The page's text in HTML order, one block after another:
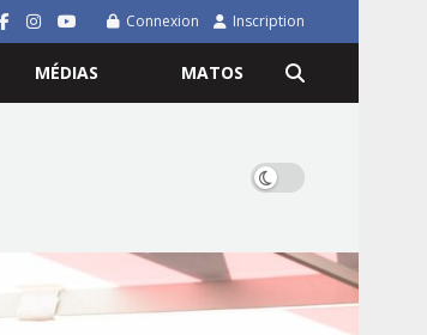
Connexion Inscription
MÉDIAS MATOS